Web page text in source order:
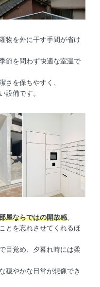
物を外に干す手間が省け
節を問わず快適な室温で
さを保ちやすく、
設備です。
屋ならではの開放感。
とを忘れさせてくれるほ
目覚め、夕暮れ時には柔
穏やかな日常が想像でき